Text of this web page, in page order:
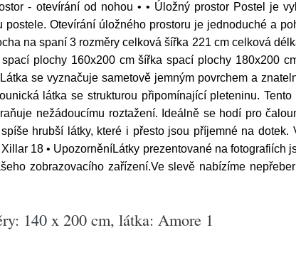
- otevírání od nohou • • Úložný prostor Postel je
postele. Otevírání úložného prostoru je jednoduché a
na spaní 3 rozměry celková šířka 221 cm celková
plochy 160x200 cm šířka spací plochy 180x200
se vyznačuje sametově jemným povrchem a
látka se strukturou připomínající pleteninu.
nežádoucímu roztažení. Ideálně se hodí pro
hrubší látky, které i přesto jsou příjemné na
18 • UpozorněníLátky prezentované na fotografiích
zobrazovacího zařízení.Ve slevě nabízíme
140 x 200 cm, látka: Amore 1